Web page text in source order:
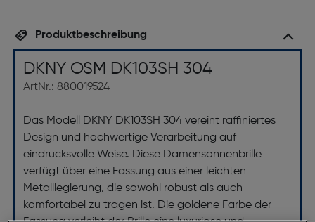
Produktbeschreibung
DKNY OSM DK103SH 304
ArtNr.: 880019524
Das Modell DKNY DK103SH 304 vereint raffiniertes
Design und hochwertige Verarbeitung auf
eindrucksvolle Weise. Diese Damensonnenbrille
verfügt über eine Fassung aus einer leichten
Metalllegierung, die sowohl robust als auch
komfortabel zu tragen ist. Die goldene Farbe der